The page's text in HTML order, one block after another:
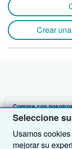
Seleccione
Usamos
mejorar su
Crear
Compre con
Colecciones
Comenzar a vender
Sobre nosotros